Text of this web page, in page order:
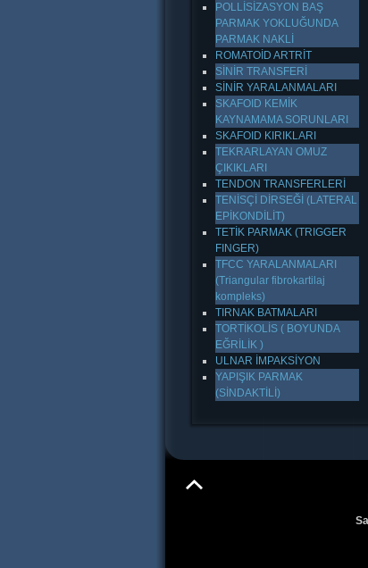
POLLİSİZASYON BAŞ
PARMAK YOKLUĞUNDA
PARMAK NAKLİ
ROMATOİD ARTRİT
SİNİR TRANSFERİ
SİNİR YARALANMALARI
SKAFOID KEMİK
KAYNAMAMA SORUNLARI
SKAFOID KIRIKLARI
TEKRARLAYAN OMUZ
ÇIKIKLARI
TENDON TRANSFERLERİ
TENİSÇİ DİRSEĞİ (LATERAL
EPİKONDİLİT)
TETİK PARMAK (TRIGGER
FINGER)
TFCC YARALANMALARI
(Triangular fibrokartilaj
kompleks)
TIRNAK BATMALARI
TORTİKOLİS ( BOYUNDA
EĞRİLİK )
ULNAR İMPAKSİYON
YAPIŞIK PARMAK
(SİNDAKTİLİ)